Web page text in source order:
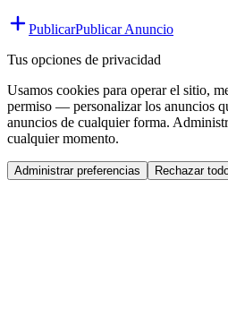
PublicarPublicar Anuncio
Tus opciones de privacidad
Usamos cookies para operar el sitio,
permiso — personalizar los anuncios
anuncios de cualquier forma.
cualquier momento.
Administrar preferencias Rechazar